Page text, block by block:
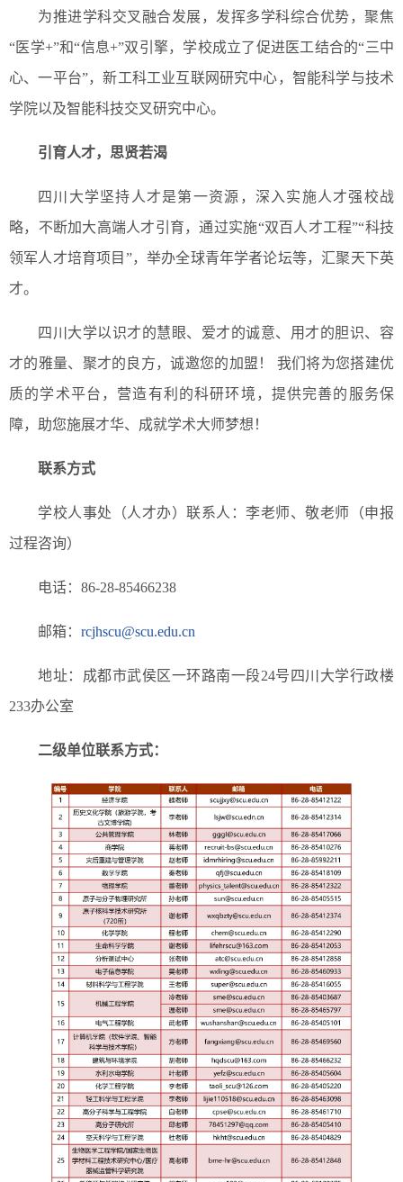
为推进学科交叉融合发展，发挥多学科综合优势，聚焦
“医学+”和“信息+”双引擎，学校成立了促进医工结合的“三中
心、一平台”，新工科工业互联网研究中心，智能科学与技术
学院以及智能科技交叉研究中心。
引育人才，思贤若渴
四川大学坚持人才是第一资源，深入实施人才强校战
略，不断加大高端人才引育，通过实施“双百人才工程”“科技
领军人才培育项目”，举办全球青年学者论坛等，汇聚天下英
才。
四川大学以识才的慧眼、爱才的诚意、用才的胆识、容
才的雅量、聚才的良方，诚邀您的加盟！ 我们将为您搭建优
质的学术平台，营造有利的科研环境，提供完善的服务保
障，助您施展才华、成就学术大师梦想！
联系方式
学校人事处（人才办）联系人：李老师、敬老师（申报
过程咨询）
电话：86-28-85466238
邮箱： rcjhscu@scu.edu.cn
地址：成都市武侯区一环路南一段24号四川大学行政楼
233办公室
二级单位联系方式：